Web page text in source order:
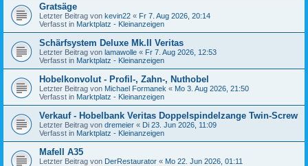
Gratsäge
Letzter Beitrag von kevin22 « Fr 7. Aug 2026, 20:14
Verfasst in Marktplatz - Kleinanzeigen
Schärfsystem Deluxe Mk.II Veritas
Letzter Beitrag von lamawolle « Fr 7. Aug 2026, 12:53
Verfasst in Marktplatz - Kleinanzeigen
Hobelkonvolut - Profil-, Zahn-, Nuthobel
Letzter Beitrag von Michael Formanek « Mo 3. Aug 2026, 21:50
Verfasst in Marktplatz - Kleinanzeigen
Verkauf - Hobelbank Veritas Doppelspindelzange Twin-Screw
Letzter Beitrag von dremeier « Di 23. Jun 2026, 11:09
Verfasst in Marktplatz - Kleinanzeigen
Mafell A35
Letzter Beitrag von DerRestaurator « Mo 22. Jun 2026, 01:11